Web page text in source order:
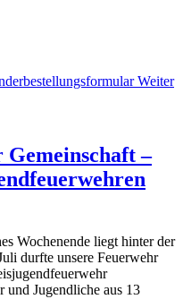
Weiter
Gemeinschaft –
Wochenende liegt hinter der
durfte unsere Feuerwehr
und Jugendliche aus 13